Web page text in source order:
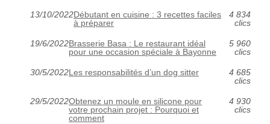
13/10/2022Débutant en cuisine : 3 recettes faciles
à préparer
4 834
clics
19/6/2022Brasserie Basa : Le restaurant idéal
pour une occasion spéciale à Bayonne
5 960
clics
30/5/2022Les responsabilités d’un dog sitter
4 685
clics
29/5/2022Obtenez un moule en silicone pour
votre prochain projet : Pourquoi et
comment
4 930
clics